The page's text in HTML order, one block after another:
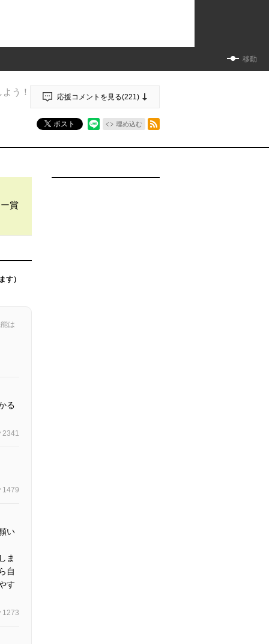
移動
う！ 応援コメントを見る(221)
ポスト 埋め込む
賞
す）
は
る
2341
1479
い
ま
自
す
1273